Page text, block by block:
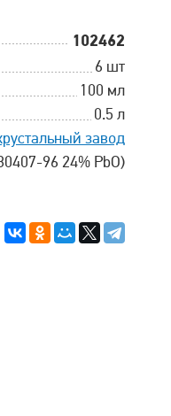
102462
6 шт
100 мл
0.5 л
завод
96 24% PbO)